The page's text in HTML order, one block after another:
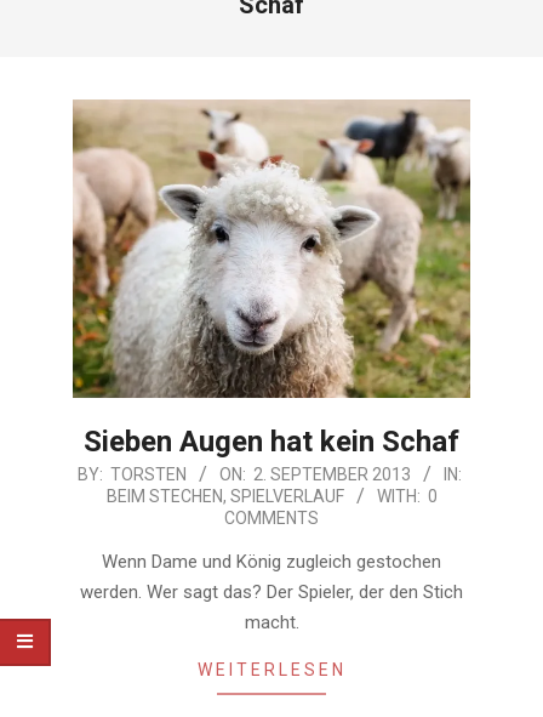
Sieben Augen hat kein Schaf
2013-
BY: TORSTEN ON: 2. SEPTEMBER 2013
IN:
BEIM STECHEN, SPIELVERLAUF WITH: 0
COMMENTS
Wenn Dame und König zugleich gestochen
werden. Wer sagt das? Der Spieler, der den Stich
macht.
WEITERLESEN